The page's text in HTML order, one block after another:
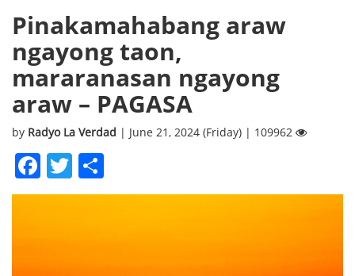
Pinakamahabang araw
ngayong taon,
mararanasan ngayong
araw – PAGASA
by Radyo La Verdad | June 21, 2024 (Friday) | 109962
Facebook
Twitter